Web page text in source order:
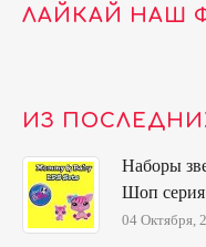
ЛАЙКАЙ НАШ
ИЗ
Наборы
Шоп
04 Октября,